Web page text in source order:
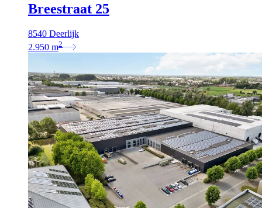
Breestraat 25
8540 Deerlijk
2.950 m2